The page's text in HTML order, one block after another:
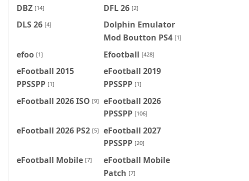
DBZ [14] DFL 26 [2]
DLS 26 [4]
Dolphin Emulator
Mod Boutton PS4 [1]
efoo [1] Efootball [428]
eFootball 2015
PPSSPP [1]
eFootball 2019
PPSSPP [1]
eFootball 2026 ISO [9]
eFootball 2026
PPSSPP [106]
eFootball 2026 PS2 [5]
eFootball 2027
PPSSPP [20]
eFootball Mobile [7]
eFootball Mobile
Patch [7]